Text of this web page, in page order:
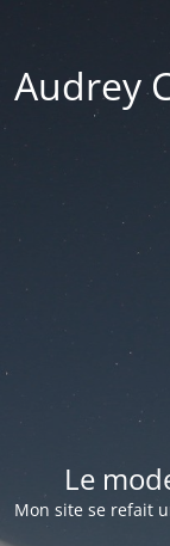
Audrey
Le
Mon site se refait